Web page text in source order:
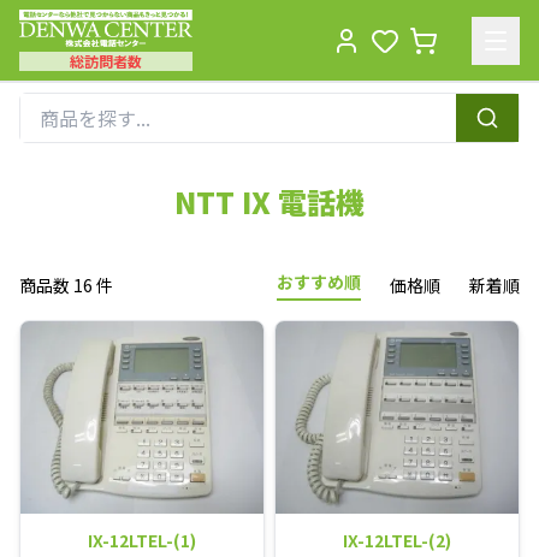
総訪問者数
NTT IX 電話機
商品数 16 件 おすすめ順 価格順 新着順
IX-12LTEL-(1) IX-12LTEL-(2)